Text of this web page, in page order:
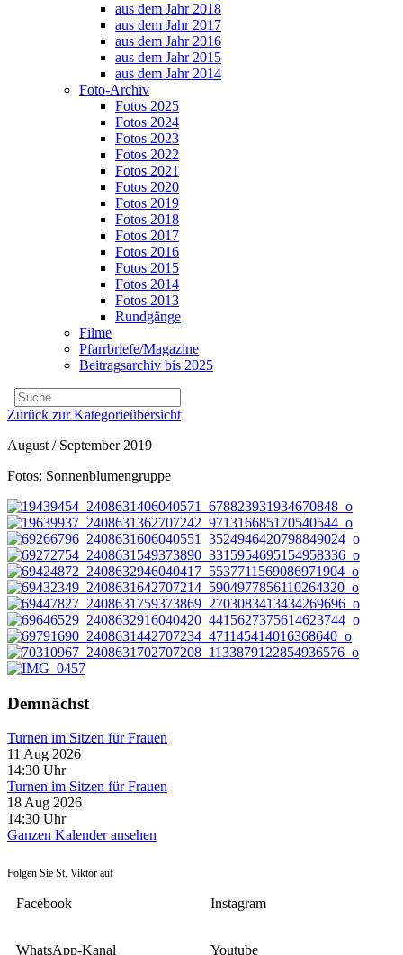
aus dem Jahr 2018
aus dem Jahr 2017
aus dem Jahr 2016
aus dem Jahr 2015
aus dem Jahr 2014
Foto-Archiv
Fotos 2025
Fotos 2024
Fotos 2023
Fotos 2022
Fotos 2021
Fotos 2020
Fotos 2019
Fotos 2018
Fotos 2017
Fotos 2016
Fotos 2015
Fotos 2014
Fotos 2013
Rundgänge
Filme
Pfarrbriefe/Magazine
Beitragsarchiv bis 2025
Zurück zur Kategorieübersicht
August / September 2019
Fotos: Sonnenblumengruppe
Demnächst
Turnen im Sitzen für Frauen
11 Aug 2026
14:30 Uhr
Turnen im Sitzen für Frauen
18 Aug 2026
14:30 Uhr
Ganzen Kalender ansehen
Folgen Sie St. Viktor auf
Facebook Instagram
WhatsApp-Kanal Youtube